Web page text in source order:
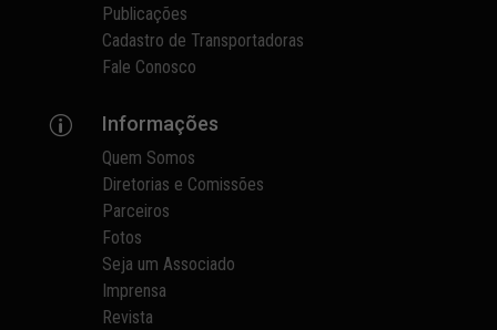
Publicações
Cadastro de Transportadoras
Fale Conosco
p Informações
Quem Somos
Diretorias e Comissões
Parceiros
Fotos
Seja um Associado
Imprensa
Revista